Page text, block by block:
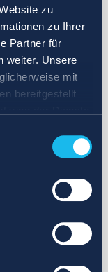
zu
zu Ihrer
Partner für
weiter. Unsere
mit
bereitgestellt